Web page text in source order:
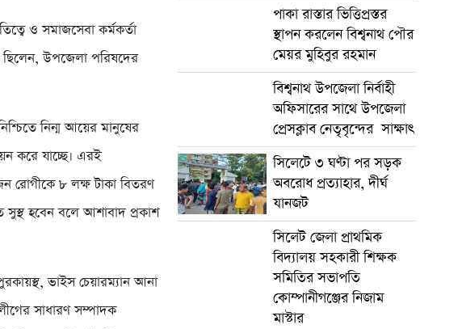
ও সমাজসেবা কর্মকর্তা
ছিলেন, উপজেলা পরিষদের
নিন্ম আয়ের মানুষের
করে যাচ্ছে। এরই
রোগীকে ৮ লক্ষ টাকা বিতরণ
সুস্থ হবেন বলে আশাবাদ প্রকাশ
ভাইস চেয়ারম্যান আনা
সাধারণ সম্পাদক
পাকা রাস্তার ভিত্তিপ্রস্তর
স্থাপন করলেন বিশ্বনাথ পৌর
মেয়র মুহিবুর রহমান
বিশ্বনাথ উপজেলা নির্বাহী
অফিসারের সাথে উপজেলা
প্রেসক্লাব নেতৃবৃন্দের সাক্ষাৎ
সিলেটে ৩ ঘণ্টা পর সড়ক
অবরোধ প্রত্যাহার, দীর্ঘ
যানজট
সিলেট জেলা প্রাথমিক
বিদ্যালয় সহকারী শিক্ষক
সমিতির সভাপতি
কোম্পানীগঞ্জের নিজাম
মাস্টার